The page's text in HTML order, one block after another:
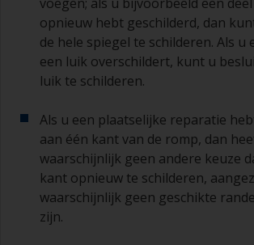
opnieuw hebt geschilderd, dan
de hele spiegel te schilderen. Als u
een luik overschildert, kunt u
luik te schilderen.
Als u een plaatselijke reparatie
aan één kant van de romp, dan
waarschijnlijk geen andere keuze
kant opnieuw te schilderen,
waarschijnlijk geen geschikte
zijn.